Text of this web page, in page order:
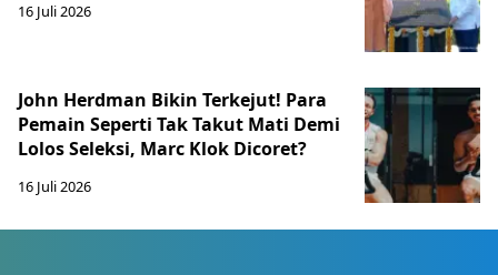
16 Juli 2026
John Herdman Bikin Terkejut! Para
Pemain Seperti Tak Takut Mati Demi
Lolos Seleksi, Marc Klok Dicoret?
16 Juli 2026